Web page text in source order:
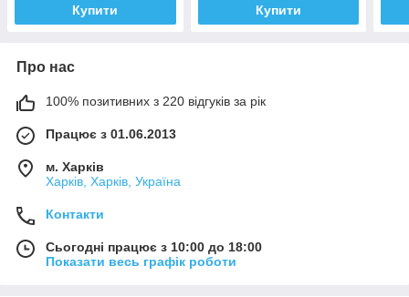
Купити Купити
Про нас
100% позитивних з 220 відгуків за рік
Працює з 01.06.2013
м. Харків
Харків, Харків, Україна
Контакти
Сьогодні працює з 10:00 до 18:00
Показати весь графік роботи